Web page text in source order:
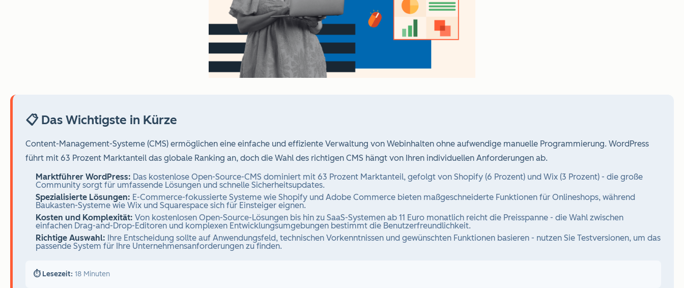
📋 Das Wichtigste in Kürze
Content-Management-Systeme (CMS) ermöglichen eine einfache und effiziente Verwaltung von Webinhalten ohne aufwendige manuelle Programmierung. WordPress
führt mit 63 Prozent Marktanteil das globale Ranking an, doch die Wahl des richtigen CMS hängt von Ihren individuellen Anforderungen ab.
Marktführer WordPress: Das kostenlose Open-Source-CMS dominiert mit 63 Prozent Marktanteil, gefolgt von Shopify (6 Prozent) und Wix (3 Prozent) - die große
Community sorgt für umfassende Lösungen und schnelle Sicherheitsupdates.
Spezialisierte Lösungen: E-Commerce-fokussierte Systeme wie Shopify und Adobe Commerce bieten maßgeschneiderte Funktionen für Onlineshops, während
Baukasten-Systeme wie Wix und Squarespace sich für Einsteiger eignen.
Kosten und Komplexität: Von kostenlosen Open-Source-Lösungen bis hin zu SaaS-Systemen ab 11 Euro monatlich reicht die Preisspanne - die Wahl zwischen
einfachen Drag-and-Drop-Editoren und komplexen Entwicklungsumgebungen bestimmt die Benutzerfreundlichkeit.
Richtige Auswahl: Ihre Entscheidung sollte auf Anwendungsfeld, technischen Vorkenntnissen und gewünschten Funktionen basieren - nutzen Sie Testversionen, um das
passende System für Ihre Unternehmensanforderungen zu finden.
⏱️ Lesezeit: 18 Minuten